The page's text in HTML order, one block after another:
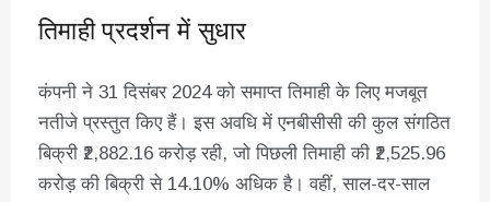
तिमाही प्रदर्शन में सुधार
कंपनी ने 31 दिसंबर 2024 को समाप्त तिमाही के लिए मजबूत
नतीजे प्रस्तुत किए हैं। इस अवधि में एनबीसीसी की कुल संगठित
बिक्री ₹2,882.16 करोड़ रही, जो पिछली तिमाही की ₹2,525.96
करोड़ की बिक्री से 14.10% अधिक है। वहीं, साल-दर-साल